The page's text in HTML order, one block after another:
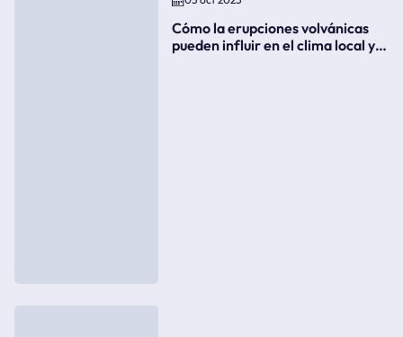
Cómo la erupciones volvánicas
pueden influir en el clima local y